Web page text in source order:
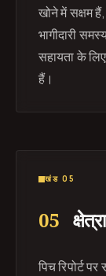
खोने में सक्षम
भागीदारी
सहायता के
हैं।
खंड 05
05
पिच रिपोर्ट